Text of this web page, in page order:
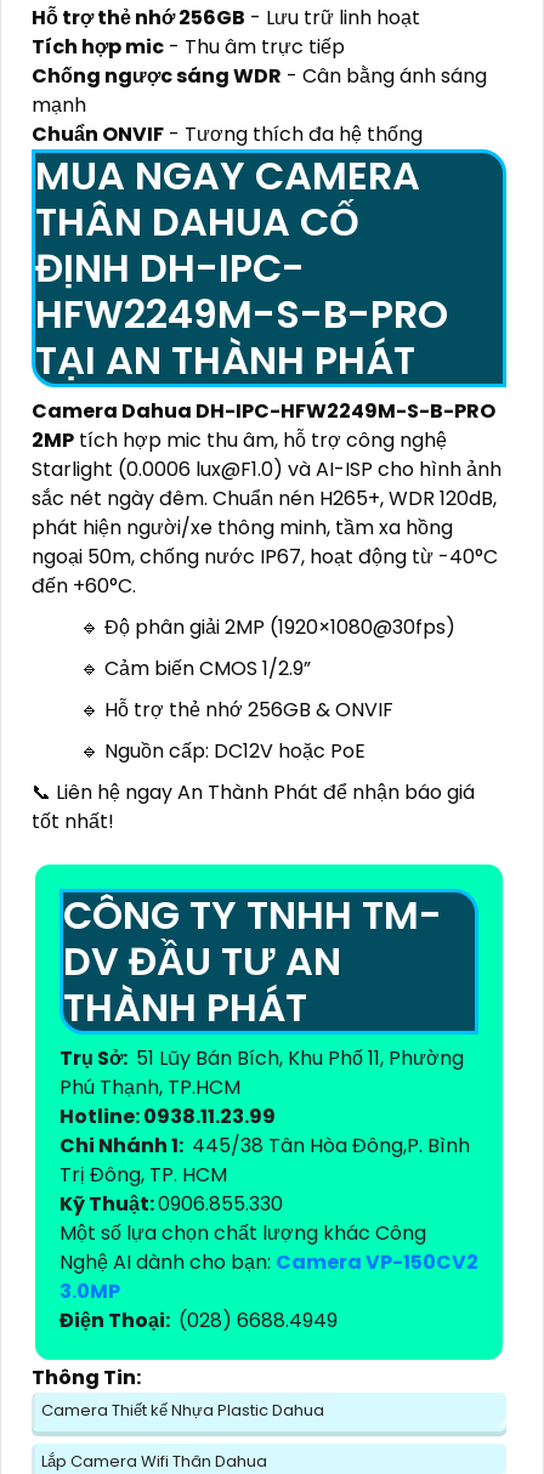
Hỗ trợ thẻ nhớ 256GB - Lưu trữ linh hoạt
Tích hợp mic - Thu âm trực tiếp
Chống ngược sáng WDR - Cân bằng ánh sáng
mạnh
Chuẩn ONVIF - Tương thích đa hệ thống
MUA NGAY CAMERA
THÂN DAHUA CỐ
ĐỊNH DH-IPC-
HFW2249M-S-B-PRO
TẠI AN THÀNH PHÁT
Camera Dahua DH-IPC-HFW2249M-S-B-PRO
2MP tích hợp mic thu âm, hỗ trợ công nghệ
Starlight (0.0006 lux@F1.0) và AI-ISP cho hình ảnh
sắc nét ngày đêm. Chuẩn nén H265+, WDR 120dB,
phát hiện người/xe thông minh, tầm xa hồng
ngoại 50m, chống nước IP67, hoạt động từ -40°C
đến +60°C.
🔹 Độ phân giải 2MP (1920×1080@30fps)
🔹 Cảm biến CMOS 1/2.9”
🔹 Hỗ trợ thẻ nhớ 256GB & ONVIF
🔹 Nguồn cấp: DC12V hoặc PoE
📞 Liên hệ ngay An Thành Phát để nhận báo giá
tốt nhất!
CÔNG TY TNHH TM-
DV ĐẦU TƯ AN
THÀNH PHÁT
Trụ Sở: 51 Lũy Bán Bích, Khu Phố 11, Phường
Phú Thạnh, TP.HCM
Hotline: 0938.11.23.99
Chi Nhánh 1: 445/38 Tân Hòa Đông,P. Bình
Trị Đông, TP. HCM
Kỹ Thuật:0906.855.330
Một số lựa chọn chất lượng khác Công
Nghệ AI dành cho bạn: Camera VP-150CV2
3.0MP
Điện Thoại: (028) 6688.4949
Thông Tin:
Camera Thiết kế Nhựa Plastic Dahua
Lắp Camera Wifi Thân Dahua